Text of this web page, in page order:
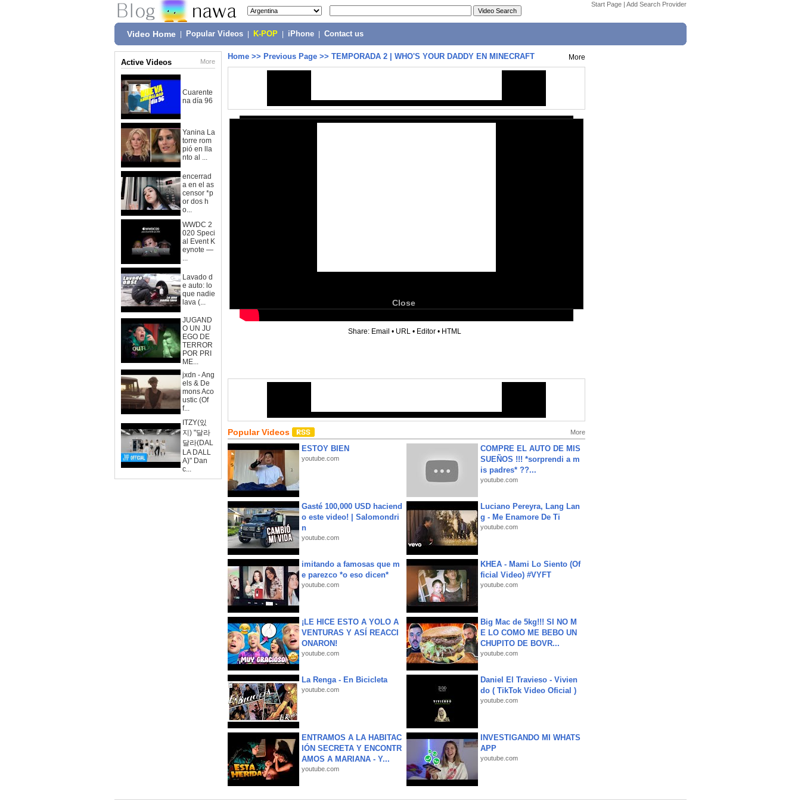
Start Page | Add Search Provider
Video Home Popular Videos K-POP iPhone Contact us
Active Videos More
Cuarente
na día 96
Yanina La
torre rom
pió en lla
nto al ...
encerrad
a en el as
censor *p
or dos h
o...
WWDC 2
020 Speci
al Event K
eynote —
...
Lavado d
e auto: lo
que nadie
lava (...
JUGAND
O UN JU
EGO DE
TERROR
POR PRI
ME...
jxdn - Ang
els & De
mons Aco
ustic (Of
f...
ITZY(있
지) "달라
달라(DAL
LA DALL
A)" Dan
c...
Home >> Previous Page >> TEMPORADA 2 | WHO'S YOUR DADDY EN MINECRAFT More
Close
Share: Email • URL • Editor • HTML
Popular Videos More
ESTOY BIEN
youtube.com
COMPRE EL AUTO DE MIS
SUEÑOS !!! *sorprendi a m
is padres* ??...
youtube.com
Gasté 100,000 USD haciend
o este video! | Salomondri
n
youtube.com
Luciano Pereyra, Lang Lan
g - Me Enamore De Ti
youtube.com
imitando a famosas que m
e parezco *o eso dicen*
youtube.com
KHEA - Mami Lo Siento (Of
ficial Video) #VYFT
youtube.com
¡LE HICE ESTO A YOLO A
VENTURAS Y ASÍ REACCI
ONARON!
youtube.com
Big Mac de 5kg!!! SI NO M
E LO COMO ME BEBO UN
CHUPITO DE BOVR...
youtube.com
La Renga - En Bicicleta
youtube.com
Daniel El Travieso - Vivien
do ( TikTok Video Oficial )
youtube.com
ENTRAMOS A LA HABITAC
IÓN SECRETA Y ENCONTR
AMOS A MARIANA - Y...
youtube.com
INVESTIGANDO MI WHATS
APP
youtube.com